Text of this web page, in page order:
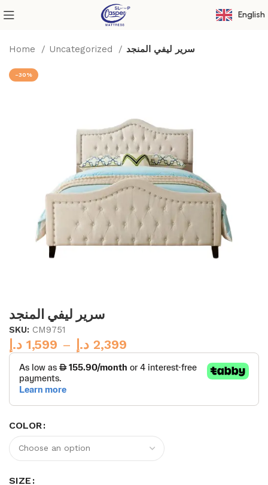
English
Home Uncategorized سرير ليفي المنجد
-30%
سرير ليفي المنجد
SKU: CM9751
1,599 د.إ – 2,399 د.إ
COLOR
SIZE